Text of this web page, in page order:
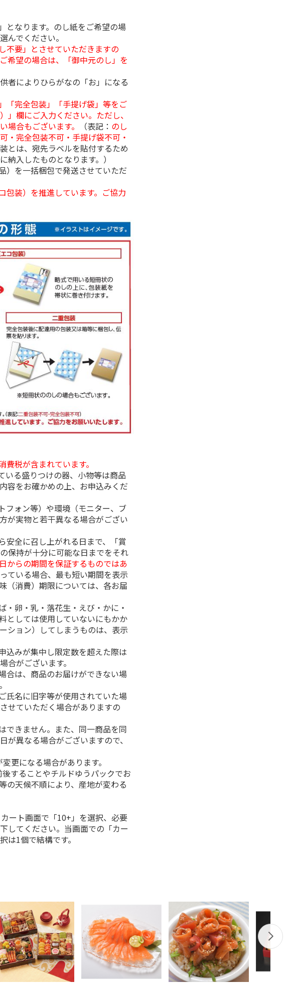
となります。のし紙をご希望の場
んでください。
不要」とさせていただきますの
希望の場合は、「御中元のし」を
者によりひらがなの「お」になる
「完全包装」「手提げ袋」等をご
」欄にご入力ください。ただし、
場合もございます。
（表記： のし
・完全包装不可・手提げ袋不可・
とは、宛先ラベルを貼付するため
納入したものとなります。）
）を一括梱包で発送させていただ
包装）を推進しています。ご協力
税が含まれています。
いる盛りつけの器、小物等は商品
容をお確かめの上、お申込みくだ
フォン等）や環境（モニター、ブ
が実物と若干異なる場合がござい
安全に召し上がれる日まで、「賞
保持が十分に可能な日までをそれ
からの期間を保証するものではあ
ている場合、最も短い期間を表示
（消費）期限については、各お届
・卵・乳・落花生・えび・かに・
としては使用していないにもかか
ション）してしまうものは、表示
みが集中し限定数を超えた際は
合がございます。
合は、商品のお届けができない場
氏名に旧字等が使用されていた場
せていただく場合がありますの
できません。また、同一商品を同
が異なる場合がございますので、
更になる場合があります。
することやチルドゆうパックでお
の天候不順により、産地が変わる
ート画面で「10+」を選択、必要
してください。当画面での「カー
は1個で結構です。